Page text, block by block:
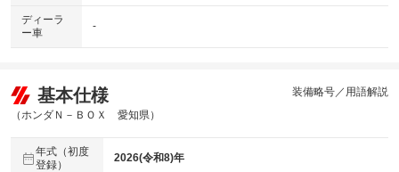
ディーラ
ー車
-
基本仕様
（ホンダＮ－ＢＯＸ 愛知県）
装備略号／用語解説
年式（初度
登録）
2026(令和8)年